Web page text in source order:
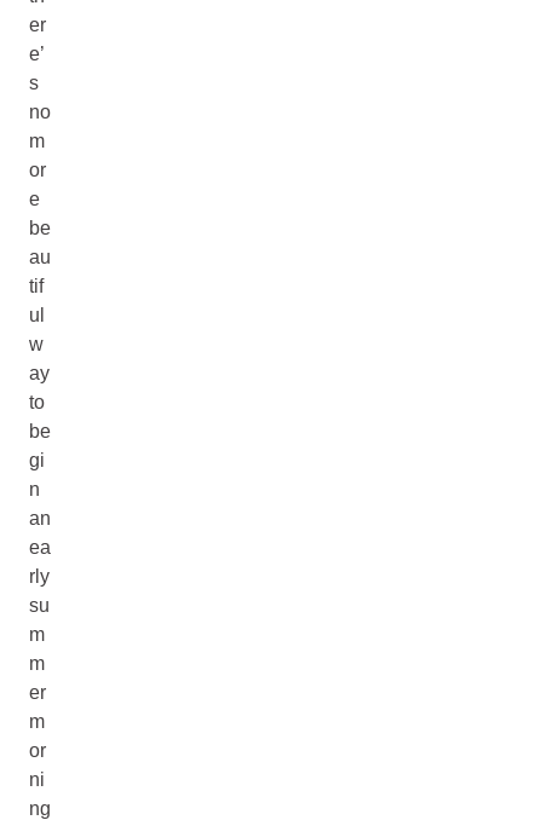
er
e’
s
no
m
or
e
be
au
tif
ul
w
ay
to
be
gi
n
an
ea
rly
su
m
m
er
m
or
ni
ng